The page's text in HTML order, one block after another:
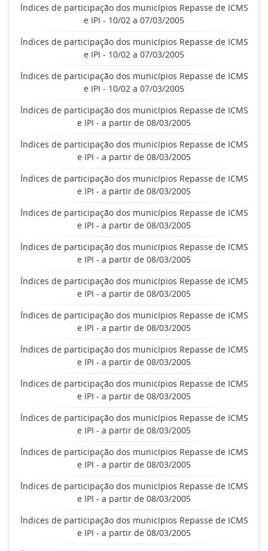
Índices de participação dos municípios Repasse de ICMS
e IPI - 10/02 a 07/03/2005
Índices de participação dos municípios Repasse de ICMS
e IPI - 10/02 a 07/03/2005
Índices de participação dos municípios Repasse de ICMS
e IPI - 10/02 a 07/03/2005
Índices de participação dos municípios Repasse de ICMS
e IPI - a partir de 08/03/2005
Índices de participação dos municípios Repasse de ICMS
e IPI - a partir de 08/03/2005
Índices de participação dos municípios Repasse de ICMS
e IPI - a partir de 08/03/2005
Índices de participação dos municípios Repasse de ICMS
e IPI - a partir de 08/03/2005
Índices de participação dos municípios Repasse de ICMS
e IPI - a partir de 08/03/2005
Índices de participação dos municípios Repasse de ICMS
e IPI - a partir de 08/03/2005
Índices de participação dos municípios Repasse de ICMS
e IPI - a partir de 08/03/2005
Índices de participação dos municípios Repasse de ICMS
e IPI - a partir de 08/03/2005
Índices de participação dos municípios Repasse de ICMS
e IPI - a partir de 08/03/2005
Índices de participação dos municípios Repasse de ICMS
e IPI - a partir de 08/03/2005
Índices de participação dos municípios Repasse de ICMS
e IPI - a partir de 08/03/2005
Índices de participação dos municípios Repasse de ICMS
e IPI - a partir de 08/03/2005
Índices de participação dos municípios Repasse de ICMS
e IPI - a partir de 08/03/2005